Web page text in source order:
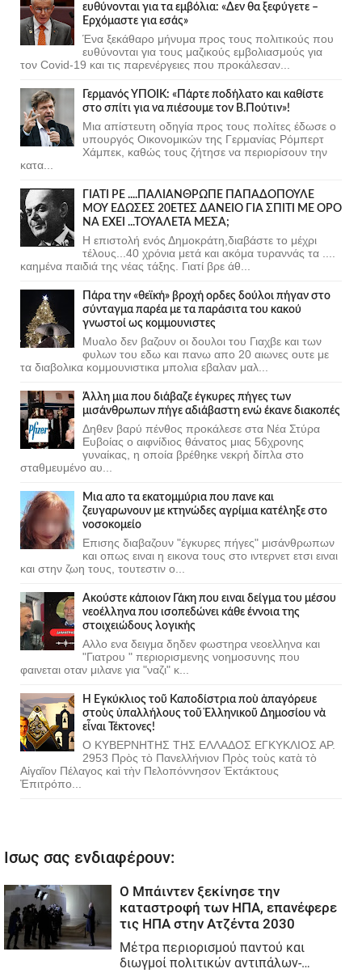
ευθύνονται για τα εμβόλια: «Δεν θα ξεφύγετε –
Ερχόμαστε για εσάς»
Ένα ξεκάθαρο μήνυμα προς τους πολιτικούς που
ευθύνονται για τους μαζικούς εμβολιασμούς για
τον Covid-19 και τις παρενέργειες που προκάλεσαν...
Γερμανός ΥΠΟΙΚ: «Πάρτε ποδήλατο και καθίστε
στο σπίτι για να πιέσουμε τον Β.Πούτιν»!
Μια απίστευτη οδηγία προς τους πολίτες έδωσε ο
υπουργός Οικονομικών της Γερμανίας Ρόμπερτ
Χάμπεκ, καθώς τους ζήτησε να περιορίσουν την
κατα...
ΓΙΑΤΙ ΡΕ ....ΠΑΛΙΑΝΘΡΩΠΕ ΠΑΠΑΔΟΠΟΥΛΕ
ΜΟΥ ΕΔΩΣΕΣ 20ΕΤΕΣ ΔΑΝΕΙΟ ΓΙΑ ΣΠΙΤΙ ΜΕ ΟΡΟ
ΝΑ ΕΧΕΙ ...ΤΟΥΑΛΕΤΑ ΜΕΣΑ;
Η επιστολή ενός Δημοκράτη,διαβάστε το μέχρι
τέλους...40 χρόνια μετά και ακόμα τυραννάς τα ....
καημένα παιδιά της νέας τάξης. Γιατί βρε άθ...
Πάρα την «θεϊκή» βροχή ορδες δούλοι πήγαν στο
σύνταγμα παρέα με τα παράσιτα του κακού
γνωστοί ως κομμουνιστες
Μυαλο δεν βαζουν οι δουλοι του Γιαχβε και των
φυλων του εδω και πανω απο 20 αιωνες ουτε με
τα διαβολικα κομμουνιστικα μπολια εβαλαν μαλ...
Άλλη μια που διάβαζε έγκυρες πήγες των
μισάνθρωπων πήγε αδιάβαστη ενώ έκανε διακοπές
Δηθεν βαρύ πένθος προκάλεσε στα Νέα Στύρα
Ευβοίας ο αιφνίδιος θάνατος μιας 56χρονης
γυναίκας, η οποία βρέθηκε νεκρή δίπλα στο
σταθμευμένο αυ...
Μια απο τα εκατομμύρια που πανε και
ζευγαρωνουν με κτηνώδες αγρίμια κατέληξε στο
νοσοκομείο
Επισης διαβαζουν "έγκυρες πήγες" μισάνθρωπων
και οπως ειναι η εικονα τους στο ιντερνετ ετσι ειναι
και στην ζωη τους, τουτεστιν ο...
Ακούστε κάποιον Γάκη που ειναι δείγμα του μέσου
νεοέλληνα που ισοπεδώνει κάθε έννοια της
στοιχειώδους λογικής
Αλλο ενα δειγμα δηδεν φωστηρα νεοελληνα και
"Γιατρου " περιορισμενης νοημοσυνης που
φαινεται οταν μιλανε για "ναζι" κ...
Ἡ Ἐγκύκλιος τοῦ Καποδίστρια ποὺ ἀπαγόρευε
στοὺς ὑπαλλήλους τοῦ Ἑλληνικοῦ Δημοσίου νὰ
εἶναι Τέκτονες!
Ο ΚΥΒΕΡΝΗΤΗΣ ΤΗΣ ΕΛΛΑΔΟΣ ΕΓΚΥΚΛΙΟΣ ΑΡ.
2953 Πρὸς τὸ Πανελλήνιον Πρὸς τοὺς κατὰ τὸ
Αἰγαῖον Πέλαγος καὶ τὴν Πελοπόννησον Ἐκτάκτους
Ἐπιτρόπο...